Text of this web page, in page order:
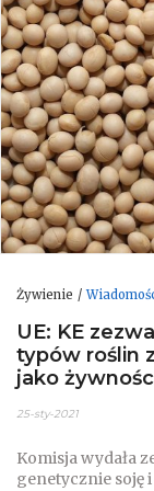
Żywienie
UE: KE
typów roślin
jako
25-sty-2021
Komisja wydała
genetycznie soję